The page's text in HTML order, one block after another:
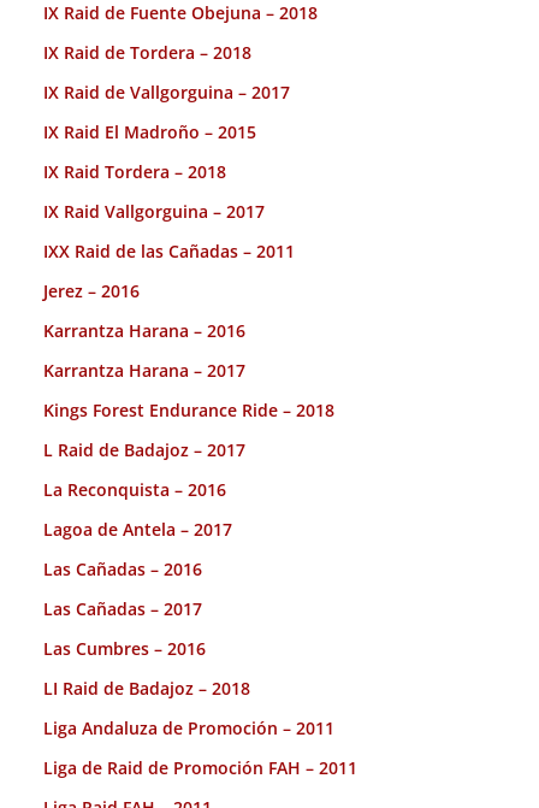
IX Raid de Fuente Obejuna – 2018
IX Raid de Tordera – 2018
IX Raid de Vallgorguina – 2017
IX Raid El Madroño – 2015
IX Raid Tordera – 2018
IX Raid Vallgorguina – 2017
IXX Raid de las Cañadas – 2011
Jerez – 2016
Karrantza Harana – 2016
Karrantza Harana – 2017
Kings Forest Endurance Ride – 2018
L Raid de Badajoz – 2017
La Reconquista – 2016
Lagoa de Antela – 2017
Las Cañadas – 2016
Las Cañadas – 2017
Las Cumbres – 2016
LI Raid de Badajoz – 2018
Liga Andaluza de Promoción – 2011
Liga de Raid de Promoción FAH – 2011